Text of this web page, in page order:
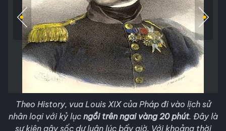
Theo History, vua Louis XIX của Pháp đi vào lịch sử
nhân loại với kỷ lục ngồi trên ngai vàng 20 phút. Đây là
sự kiện gây sốc dư luận lúc bấy giờ. Với khoảng thời